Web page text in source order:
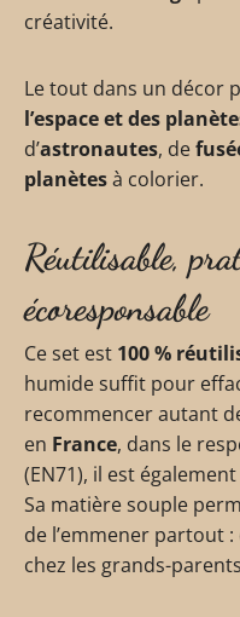
créativité.
Le tout dans un décor
l’espace et des
d’astronautes, de
planètesà colorier.
Réutilisable,
écoresponsable
Ce set est 100 %
humide suffit pour
recommencer autant
en France, dans le
(EN71), il est également
Sa matière souple
de l’emmener partout
chez les grands-